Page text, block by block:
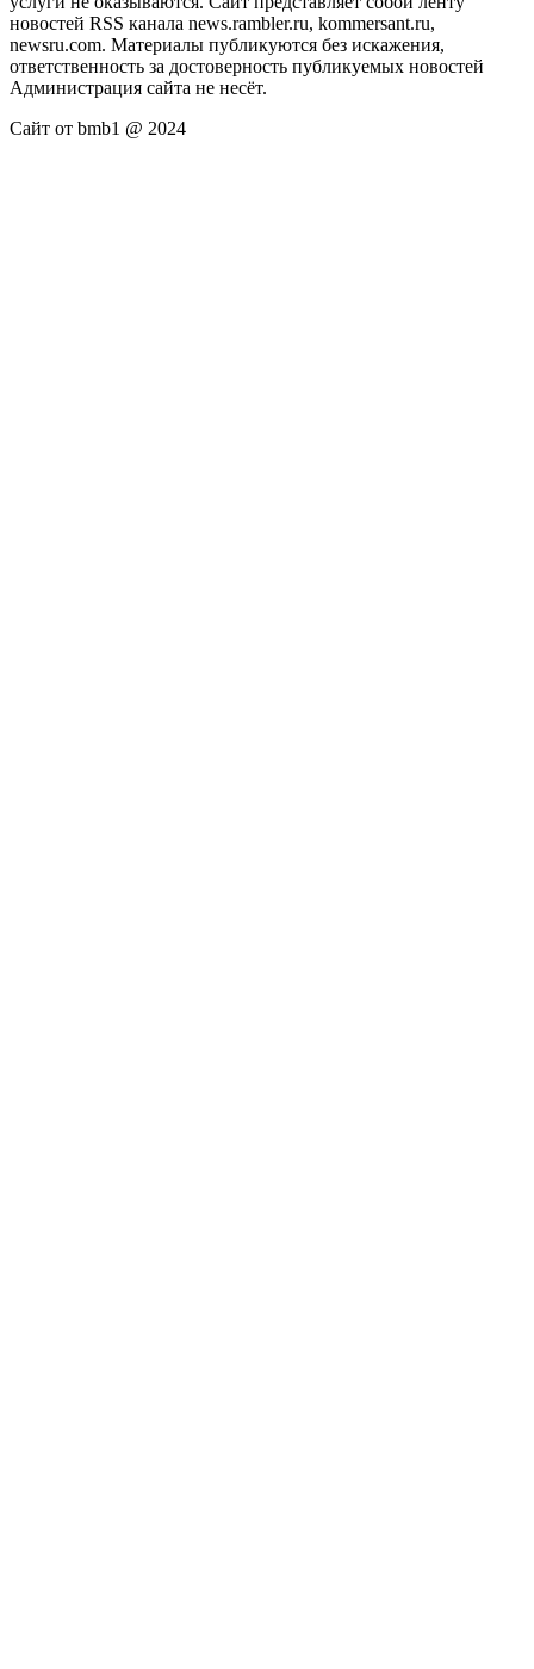
новостей RSS канала news.rambler.ru, kommersant.ru,
newsru.com. Материалы публикуются без искажения,
ответственность за достоверность публикуемых новостей
Администрация сайта не несёт.
Сайт от bmb1 @ 2024